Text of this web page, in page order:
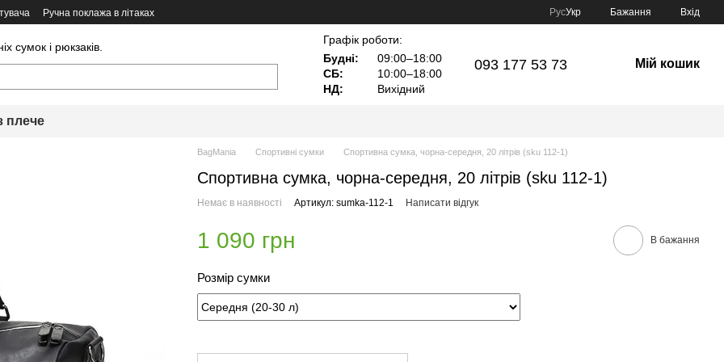
Ручна поклажа в літаках РусУкр Бажання Вхід
сумок і рюкзаків.
Графік роботи:
Будні:
09:00–18:00
СБ:
10:00–18:00
НД:
Вихідний
093 177 53 73 Мій кошик
плече
BagMania Спортивні сумки Спортивна сумка, чорна-середня, 20 літрів (sku 112-1)
Спортивна сумка, чорна-середня, 20 літрів (sku 112-1)
Немає в наявності Артикул: sumka-112-1 Написати відгук
1 090 грн В бажання
Розмір сумки